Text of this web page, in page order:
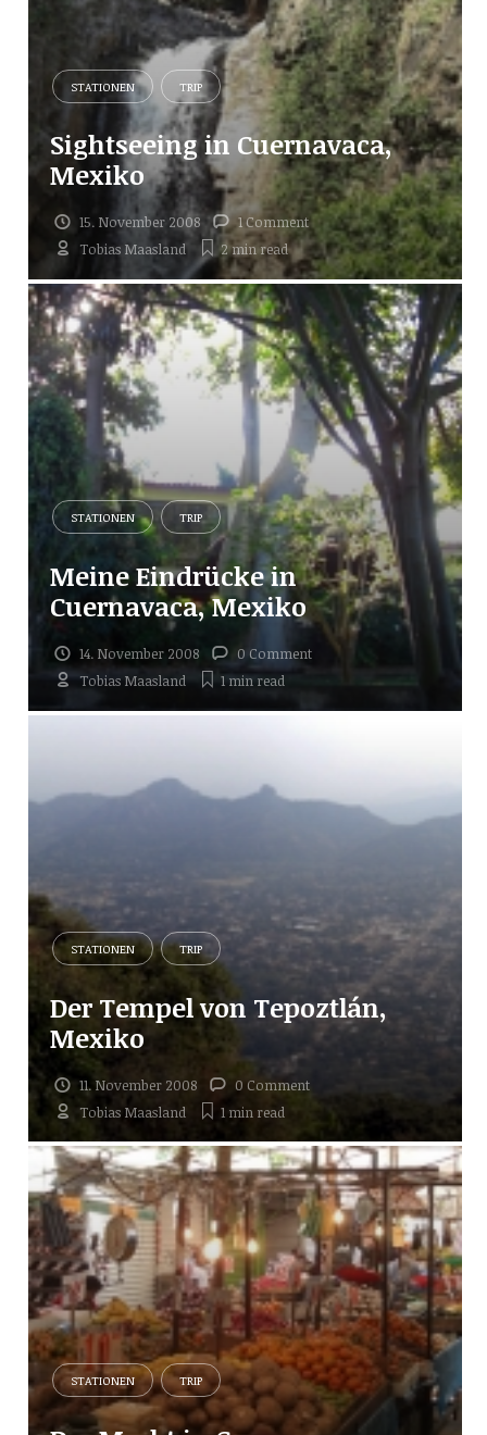
STATIONEN TRIP
Sightseeing in Cuernavaca,
Mexiko
15. November 2008
1 Comment
Tobias Maasland
2 minread
STATIONEN TRIP
Meine Eindrücke in
Cuernavaca, Mexiko
14. November 2008
0 Comment
Tobias Maasland
1 min read
STATIONEN TRIP
Der Tempel von Tepoztlán,
Mexiko
11. November 2008
0 Comment
Tobias Maasland
1 min read
STATIONEN TRIP